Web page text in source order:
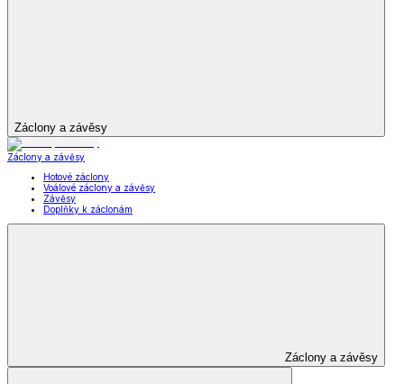
Záclony a závěsy
Záclony a závěsy
Hotové záclony
Voálové záclony a závěsy
Závěsy
Doplňky k záclonám
Záclony a závěsy